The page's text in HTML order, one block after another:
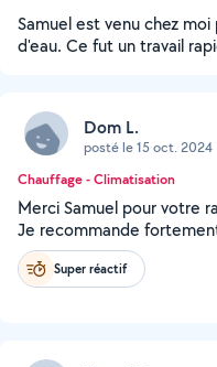
Samuel est venu chez
d'eau. Ce fut un travail
Dom L.
posté le 15 oct. 2024
Chauffage - Climatisation
Merci Samuel pour votre
Je recommande
Super réactif